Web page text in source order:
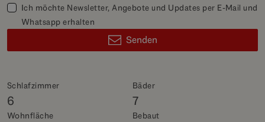
Schlafzimmer
6
Bäder
7
Wohnfläche Bebaut
Ich möchte Newsletter, Angebote und Updates per E-Mail und
Whatsapp erhalten
Senden